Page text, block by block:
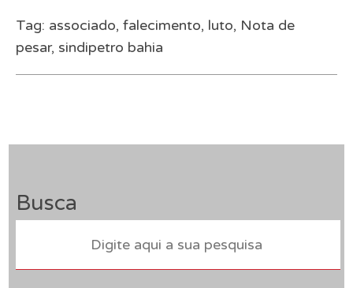
Tag: associado,falecimento, luto, Nota de
pesar, sindipetro bahia
Busca